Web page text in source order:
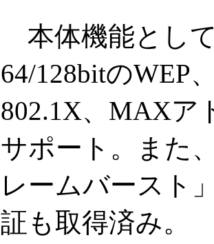
本体機能とし
64/128bitのWEP
802.1X、MAXア
サポート。また
レームバースト
証も取得済み。